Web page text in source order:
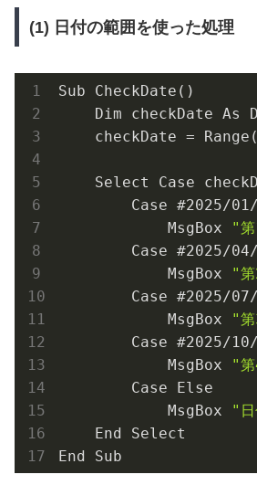
(1) 日付の範囲を使った処理
Sub CheckDate()
Dim checkDate As
    checkDate = Range(
Select Case
        Case #
2025/01/
            MsgBox
"
        Case #
2025/04/
            MsgBox
"
        Case #
2025/07/
            MsgBox
"
        Case #
2025/10/
            MsgBox
"
        Case Else
            MsgBox
"日
    End Select
End Sub